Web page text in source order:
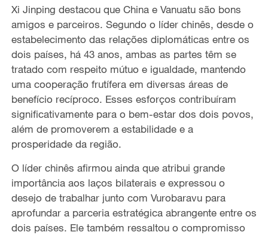
Xi Jinping destacou que China e Vanuatu são bons
amigos e parceiros. Segundo o líder chinês, desde o
estabelecimento das relações diplomáticas entre os
dois países, há 43 anos, ambas as partes têm se
tratado com respeito mútuo e igualdade, mantendo
uma cooperação frutífera em diversas áreas de
benefício recíproco. Esses esforços contribuíram
significativamente para o bem-estar dos dois povos,
além de promoverem a estabilidade e a
prosperidade da região.
O líder chinês afirmou ainda que atribui grande
importância aos laços bilaterais e expressou o
desejo de trabalhar junto com Vurobaravu para
aprofundar a parceria estratégica abrangente entre os
dois países. Ele também ressaltou o compromisso